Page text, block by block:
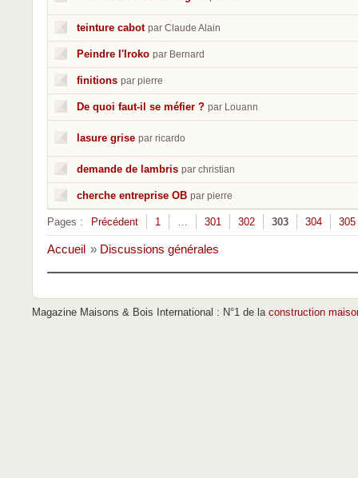
teinture cabot par Claude Alain
Peindre l'Iroko par Bernard
finitions par pierre
De quoi faut-il se méfier ? par Louann
lasure grise par ricardo
demande de lambris par christian
cherche entreprise OB par pierre
Pages : Précédent 1 … 301 302 303 304 305
Accueil » Discussions générales
Magazine Maisons & Bois International : N°1 de la construction